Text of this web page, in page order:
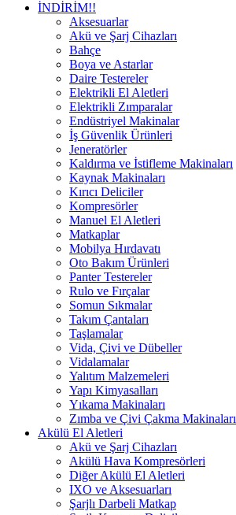
İNDİRİM!!
Aksesuarlar
Akü ve Şarj Cihazları
Bahçe
Boya ve Astarlar
Daire Testereler
Elektrikli El Aletleri
Elektrikli Zımparalar
Endüstriyel Makinalar
İş Güvenlik Ürünleri
Jeneratörler
Kaldırma ve İstifleme Makinaları
Kaynak Makinaları
Kırıcı Deliciler
Kompresörler
Manuel El Aletleri
Matkaplar
Mobilya Hırdavatı
Oto Bakım Ürünleri
Panter Testereler
Rulo ve Fırçalar
Somun Sıkmalar
Takım Çantaları
Taşlamalar
Vida, Çivi ve Dübeller
Vidalamalar
Yalıtım Malzemeleri
Yapı Kimyasalları
Yıkama Makinaları
Zımba ve Çivi Çakma Makinaları
Akülü El Aletleri
Akü ve Şarj Cihazları
Akülü Hava Kompresörleri
Diğer Akülü El Aletleri
IXO ve Aksesuarları
Şarjlı Darbeli Matkap